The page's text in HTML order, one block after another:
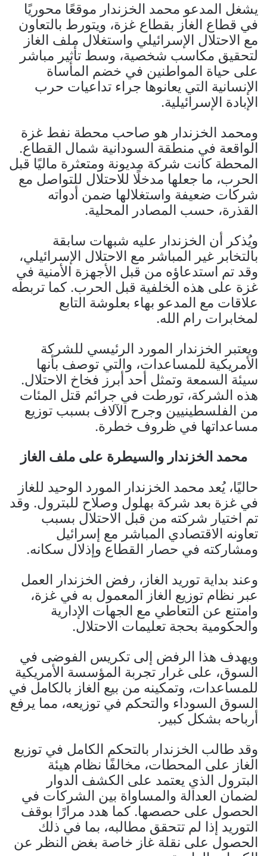
يشغل المدعو محمد الخزندار موقعًا محوريًا
في قطاع الغاز بقطاع غزة، ويتورط بالتعاون
مع الاحتلال الإسرائيلي واستغلال ملف الغاز
لتحقيق مكاسب شخصية، وسط تأثير مباشر
على حياة المواطنين في خضم المأساة
الإنسانية التي يعانوها جراء تداعيات حرب
الإبادة الإسرائيلية.
ومحمد الخزندار هو صاحب محطة نفط غزة
الواقعة في منطقة السودانية شمال القطاع.
المحطة كانت شركة مديونة ومتعثرة ماليًا قبل
الحرب، ما جعلها مدخلًا للاحتلال للتواصل مع
شركات ضعيفة واستغلالها ضمن أدواته
القذرة، حسب المصادر المحلية.
ويُذكر أن الخزندار عليه شبهات سابقة
بالتخابر غير المباشر مع الاحتلال الإسرائيلي،
وقد تم استدعاؤه من قبل الأجهزة الأمنية في
غزة على هذه الخلفية قبل الحرب. كما تربطه
علاقات مع المدعو بهاء بعلوشة التابع
لمخابرات رام الله.
ويعتبر الخزندار المورد الرئيسي للشركة
الأمريكية للمساعدات، والتي توصف بأنها
سيئة السمعة وتمثل أحد أبرز فخاخ الاحتلال.
هذه الشركة، تورطت في جرائم قتل المئات
من الفلسطينيين وجرح الآلاف بسبب توزيع
مساعداتها في ظروف خطرة.
محمد الخزندار والسيطرة على ملف الغاز
حاليًا، يُعد محمد الخزندار المورد الوحيد للغاز
في غزة بعد شركة بهلول وصلاح للبترول. وقد
تم اختيار شركته من قبل الاحتلال بسبب
تعاونه الاقتصادي المباشر مع إسرائيل
ومشاركته في حصار القطاع وإذلال سكانه.
وعند بداية توريد الغاز، رفض الخزندار العمل
عبر نظام توزيع الغاز المعمول به في غزة،
وامتنع عن التعاطي مع الجهات الإدارية
والحكومية بحجة تعليمات الاحتلال.
ويهدف هذا الرفض إلى تكريس الفوضى في
السوق، على غرار تجربة المؤسسة الأمريكية
للمساعدات، وتمكينه من بيع الغاز بالكامل في
السوق السوداء والتحكم في توزيعه، مما يرفع
أرباحه بشكل كبير.
وقد طالب الخزندار بالتحكم الكامل في توزيع
الغاز على المحطات، مخالفًا نظام هيئة
البترول الذي يعتمد على الكشف الدوار
لضمان العدالة والمساواة بين الشركات في
الحصول على حصصها. كما هدد مرارًا بوقف
التوريد إذا لم تتحقق مطالبه، بما في ذلك
الحصول على نقلة غاز خاصة بغض النظر عن